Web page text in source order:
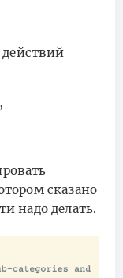
действий
,
сказано
надо делать.